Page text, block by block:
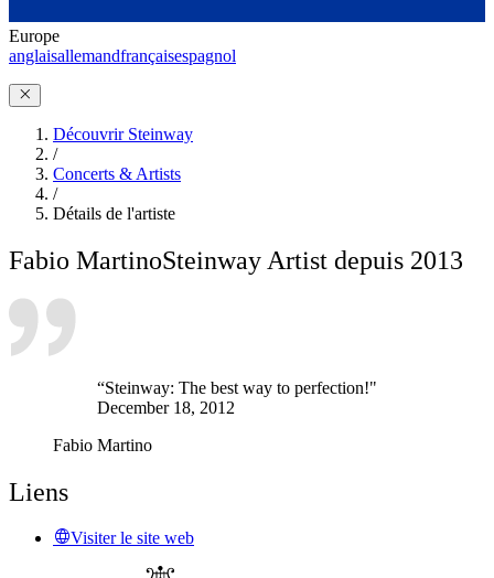
Europe
anglaisallemandfrançaisespagnol
Découvrir Steinway
/
Concerts & Artists
/
Détails de l'artiste
Fabio MartinoSteinway Artist depuis 2013
“Steinway: The best way to perfection!"
December 18, 2012
Fabio Martino
Liens
Visiter le site web